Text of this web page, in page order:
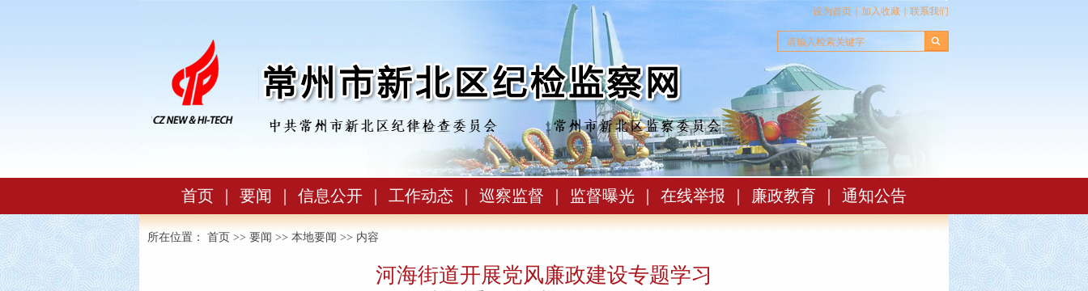
设为首页 加入收藏 联系我们
首页 要闻 信息公开 工作动态 巡察监督 监督曝光 在线举报 廉政教育 通知公告
所在位置： 首页 >> 要闻 >> 本地要闻 >> 内容
河海街道开展党风廉政建设专题学习